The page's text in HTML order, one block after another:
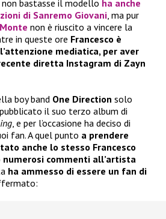
bastasse il modello ha anche
di Sanremo Giovani, ma pur
Monte non è riuscito a vincere la
in queste ore Francesco è
mediatica, per aver
diretta Instagram di Zayn
boy band One Direction solo
il suo terzo album di
, e per l’occasione ha deciso di
fan. A quel punto a prendere
anche lo stesso Francesco
commenti all’artista
ha ammesso di essere un fan di